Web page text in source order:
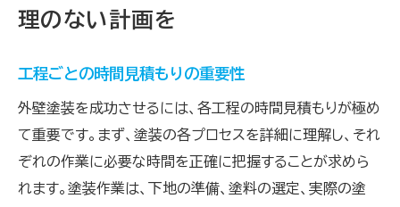
理のない計画を
工程ごとの時間見積もりの重要性
外壁塗装を成功させるには、各工程の時間見積もりが極め
て重要です。まず、塗装の各プロセスを詳細に理解し、それ
ぞれの作業に必要な時間を正確に把握することが求めら
れます。塗装作業は、下地の準備、塗料の選定、実際の塗